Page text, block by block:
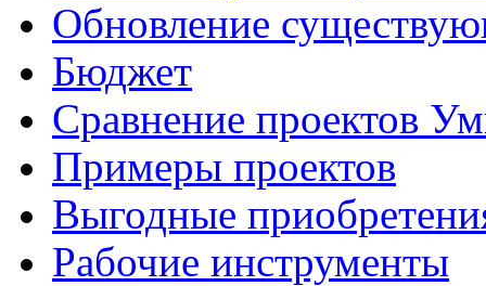
Обновление
Бюджет
Сравнение проектов
Примеры проектов
Выгодные
Рабочие инструменты